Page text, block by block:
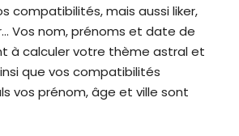
compatibilités, mais aussi liker,
Vos nom, prénoms et date de
à calculer votre thème astral et
que vos compatibilités
vos prénom, âge et ville sont